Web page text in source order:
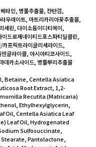
타인, 병풀추출물, 잔탄검,
우레이트, 마트리카리아꽃추출물,
세린, 다이소듐이디티에이,
드로제네이티드포스파티딜콜린,
프릭트라이글리세라이드,
글라이콜, 아시아티코사이드,
데카소사이드, 병풀뿌리추출물
Betaine, Centella Asiatica
Root Extract, 1,2-
Recutita (Matricaria)
Ethylhexylglycerin,
Oil, Centella Asiatica Leaf
Leaf Oil, Hydrogenated
Sulfosuccinate,
Pantolactone,